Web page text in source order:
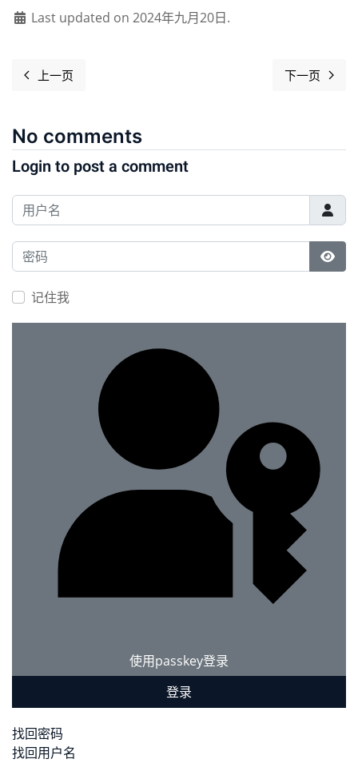
Last updated on 2024年九月20日.
上一篇文章: Software Freedom Day overview 2021
上一页 下一篇
下一页
No comments
Login to post a comment
用户名
密码
显示
记住我
使用passkey登录
登录
找回密码
找回用户名